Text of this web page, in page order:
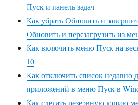
Пуск и панель задач
Как убрать Обновить и
Обновить и перезагрузить из
Как включить меню Пуск на
10
Как отключить список недавно
приложений в меню Пуск в
Как сделать резервную копию